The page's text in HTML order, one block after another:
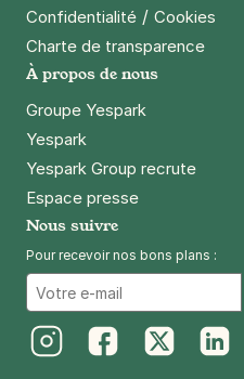
Confidentialité / Cookies
Charte de transparence
À propos de nous
Groupe Yespark
Yespark
Yespark Group recrute
Espace presse
Nous suivre
Pour recevoir nos bons plans :